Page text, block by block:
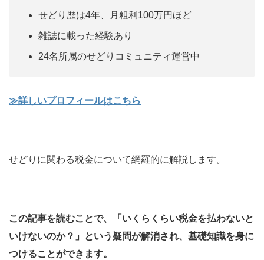
せどり歴は4年、月粗利100万円ほど
雑誌に載った経験あり
24名所属のせどりコミュニティ運営中
≫詳しいプロフィールはこちら
せどりに関わる税金について網羅的に解説します。
この記事を読むことで、「いくらくらい税金を払わないと
いけないのか？」という疑問が解消され、基礎知識を身に
つけることができます。